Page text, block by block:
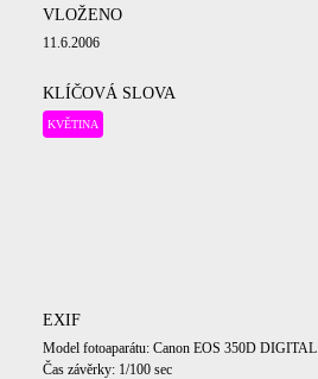
VLOŽENO
11.6.2006
KLÍČOVÁ SLOVA
KVĚTINA
EXIF
Model fotoaparátu: Canon EOS 350D DIGITAL
Čas závěrky: 1/100 sec